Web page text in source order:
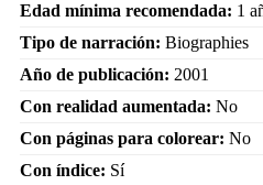
Edad mínima recomendada: 1
Tipo de narración: Biographies
Año de publicación: 2001
Con realidad aumentada: No
Con páginas para colorear: No
Con índice: Sí